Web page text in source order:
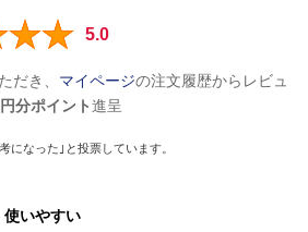
5.0
だき、 マイページの注文履歴からレビュ
分ポイント進呈
になった｣と投票しています。
使いやすい